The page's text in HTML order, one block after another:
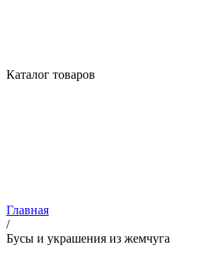
Каталог товаров
Главная
/
Бусы и украшения из жемчуга